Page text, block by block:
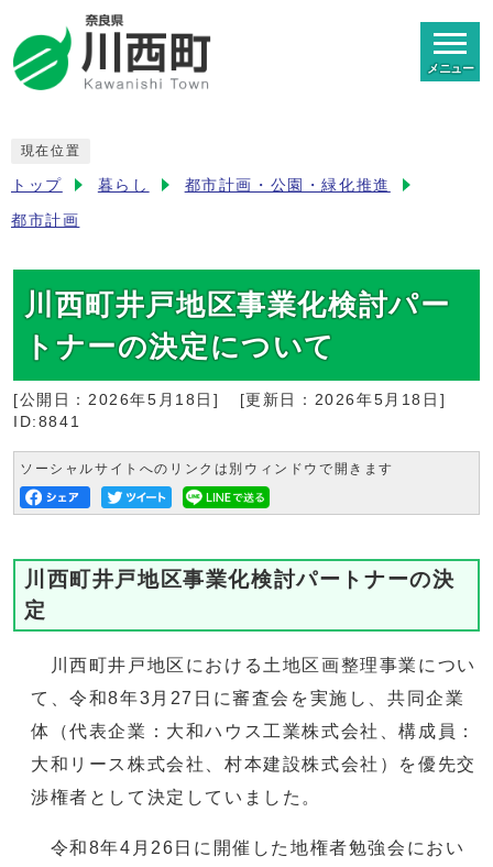
メニュー
現在位置
トップ 暮らし 都市計画・公園・緑化推進
都市計画
川西町井戸地区事業化検討パー
トナーの決定について
[公開日： 2026年5月18日 ] [更新日： 2026年5月18日 ]
ID:8841
ソーシャルサイトへのリンクは別ウィンドウで開きます
川西町井戸地区事業化検討パートナーの決
定
川西町井戸地区における土地区画整理事業につい
て、令和8年3月27日に審査会を実施し、共同企業
体（代表企業：大和ハウス工業株式会社、構成員：
大和リース株式会社、村本建設株式会社）を優先交
渉権者として決定していました。
令和8年4月26日に開催した地権者勉強会におい